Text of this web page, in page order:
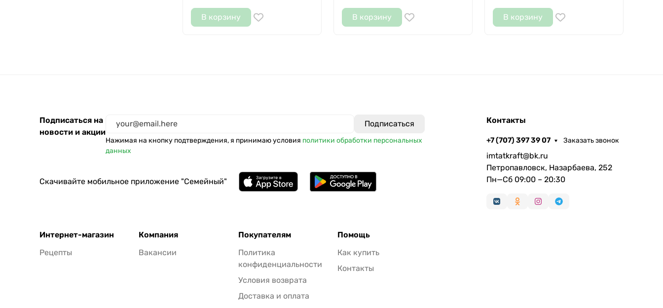
В корзину В корзину В корзину
Подписаться на
новости и акции
Нажимая на кнопку подтверждения, я принимаю условия политики обработки персональных
данных
Скачивайте мобильное приложение "Семейный"
Интернет-магазин
Рецепты
Компания
Вакансии
Покупателям
Политика
конфиденциальности
Условия возврата
Доставка и оплата
Помощь
Как купить
Контакты
Контакты
+7 (707) 397 39 07 Заказать звонок
imtatkraft@bk.ru
Петропавловск, Назарбаева, 252
Пн—Сб 09:00 – 20:30